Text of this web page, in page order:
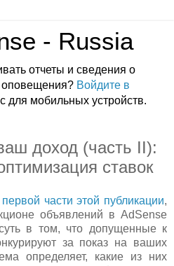
- Russia
отчеты и сведения о
оповещения? Войдите в
для мобильных устройств.
доход (часть II):
ставок
первой части этой публикации,
объявлений в AdSense
в том, что допущенные к
за показ на ваших
определяет, какие из них